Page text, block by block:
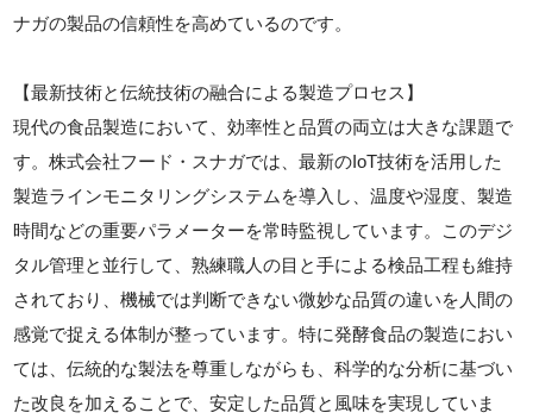
ナガの製品の信頼性を高めているのです。
【最新技術と伝統技術の融合による製造プロセス】
現代の食品製造において、効率性と品質の両立は大きな課題で
す。株式会社フード・スナガでは、最新のIoT技術を活用した
製造ラインモニタリングシステムを導入し、温度や湿度、製造
時間などの重要パラメーターを常時監視しています。このデジ
タル管理と並行して、熟練職人の目と手による検品工程も維持
されており、機械では判断できない微妙な品質の違いを人間の
感覚で捉える体制が整っています。特に発酵食品の製造におい
ては、伝統的な製法を尊重しながらも、科学的な分析に基づい
た改良を加えることで、安定した品質と風味を実現していま